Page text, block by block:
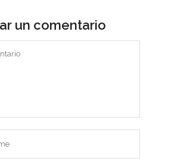
un comentario